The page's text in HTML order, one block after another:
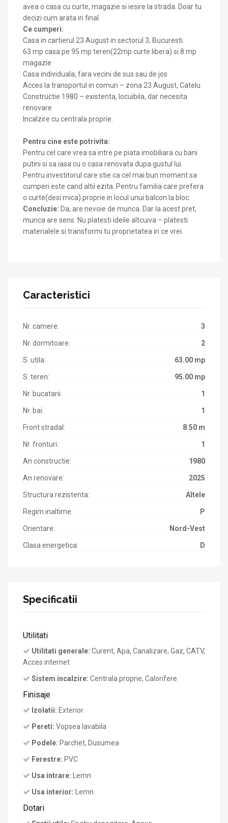
avea o casa cu curte, magazie si iesire la strada. Doar tu
decizi cum arata in final.
Ce cumperi:
Casa in cartierul 23 August in sectorul 3, Bucuresti.
63 mp casa pe 95 mp teren(22mp curte libera) si 8 mp
magazie
Casa individuala, fara vecini de sus sau de jos
Acces la transportul in comun – zona 23 August, Catelu
Constructie 1980 – existenta, locuibila, dar necesita
renovare
Incalzire cu centrala proprie.
Pentru cine este potrivita:
Pentru cel care vrea sa intre pe piata imobiliara cu bani
putini si sa iasa cu o casa renovata dupa gustul lui.
Pentru investitorul care stie ca cel mai bun moment sa
cumperi este cand altii ezita. Pentru familia care prefera
o curte(desi mica) proprie in locul unui balcon la bloc.
Concluzie: Da, are nevoie de munca. Dar la acest pret,
munca are sens. Nu platesti ideile altcuiva – platesti
materialele si transformi tu proprietatea in ce vrei.
Caracteristici
Nr. camere: 3
Nr. dormitoare: 2
S. utila: 63.00 mp
S. teren: 95.00 mp
Nr. bucatarii: 1
Nr. bai: 1
Front stradal: 8.50 m
Nr. fronturi: 1
An constructie: 1980
An renovare: 2025
Structura rezistenta: Altele
Regim inaltime: P
Orientare: Nord-Vest
Clasa energetica: D
Specificatii
Utilitati
Utilitati generale: Curent, Apa, Canalizare, Gaz, CATV,
Acces internet
Sistem incalzire: Centrala proprie, Calorifere
Finisaje
Izolatii: Exterior
Pereti: Vopsea lavabila
Podele: Parchet, Dusumea
Ferestre: PVC
Usa intrare: Lemn
Usa interior: Lemn
Dotari